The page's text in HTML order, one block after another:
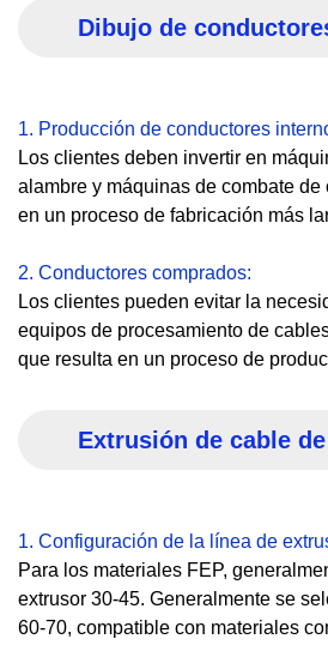
Dibujo de
1. Producción de conductores
Los clientes deben invertir en
alambre y máquinas de combate de
en un proceso de fabricación más
2. Conductores comprados:
Los clientes pueden evitar la
equipos de procesamiento de
que resulta en un proceso de
Extrusión de cable
1. Configuración de la línea de
Para los materiales FEP,
extrusor 30-45. Generalmente se
60-70, compatible con materiales